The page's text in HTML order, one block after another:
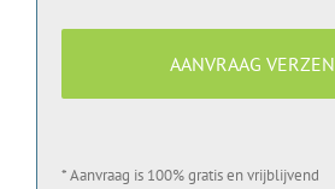
* Aanvraag is 100% gratis en vrijblijvend